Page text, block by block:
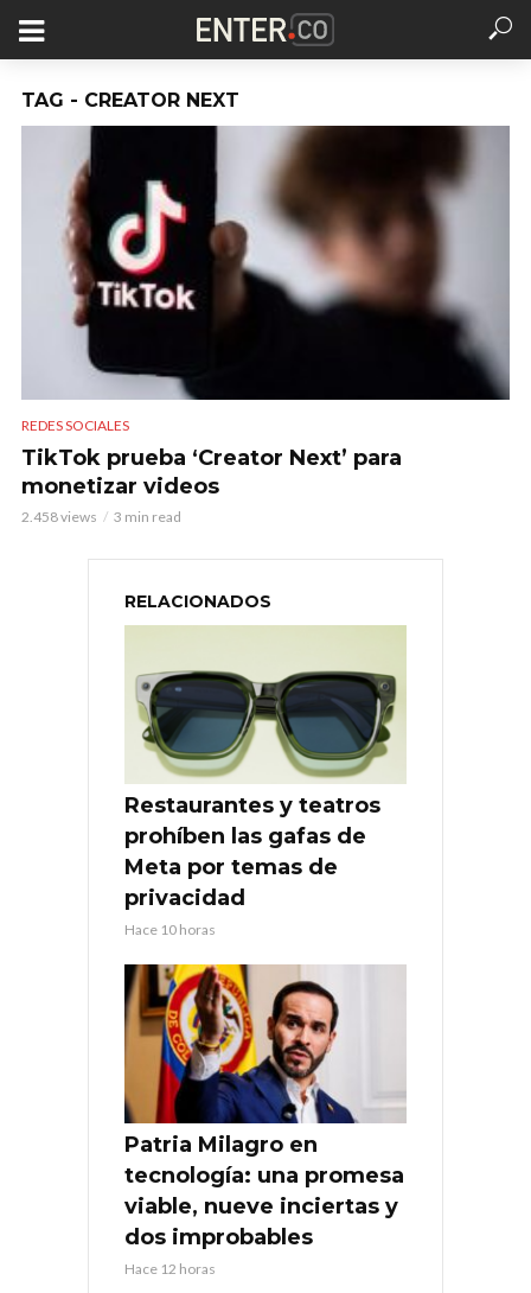
TAG - CREATOR NEXT
REDES SOCIALES
TikTok prueba ‘Creator Next’ para
monetizar videos
2.458 views 3 min read
RELACIONADOS
Restaurantes y teatros
prohíben las gafas de
Meta por temas de
privacidad
Hace 10 horas
Patria Milagro en
tecnología: una promesa
viable, nueve inciertas y
dos improbables
Hace 12 horas